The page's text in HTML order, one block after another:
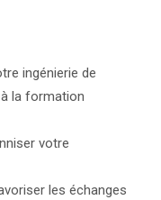
ingénierie de
la formation
votre
les échanges